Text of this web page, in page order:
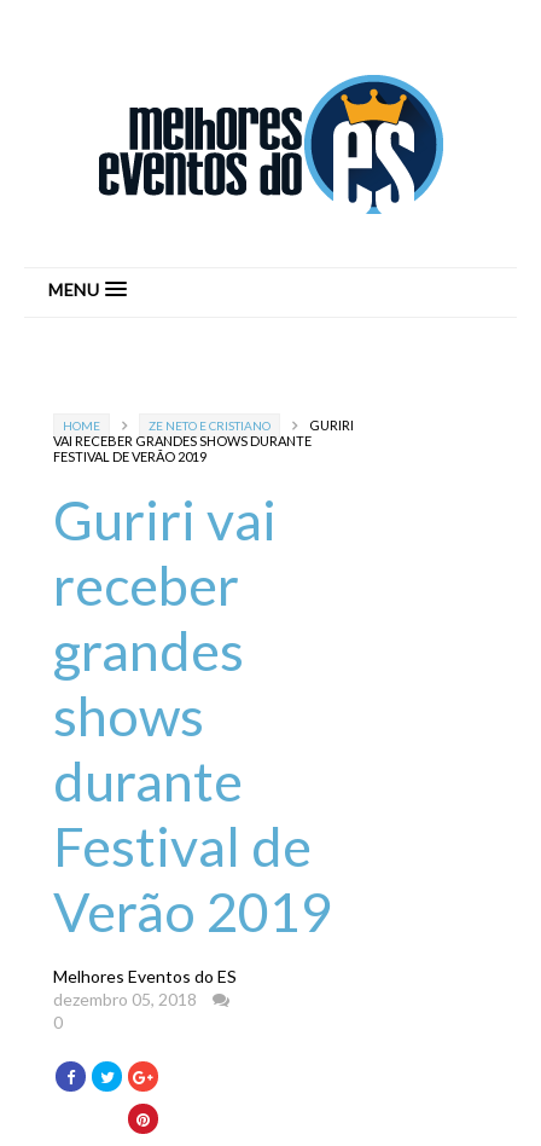
MENU
HOME ZE NETO E CRISTIANO
GURIRI
VAI RECEBER GRANDES SHOWS DURANTE
FESTIVAL DE VERÃO 2019
Guriri vai
receber
grandes
shows
durante
Festival de
Verão 2019
Melhores Eventos do ES
dezembro 05, 2018
0